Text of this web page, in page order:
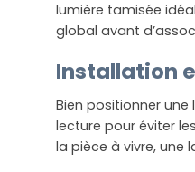
lumière tamisée
global avant
Installation
Bien positionner
lecture pour éviter
la pièce à vivre, une